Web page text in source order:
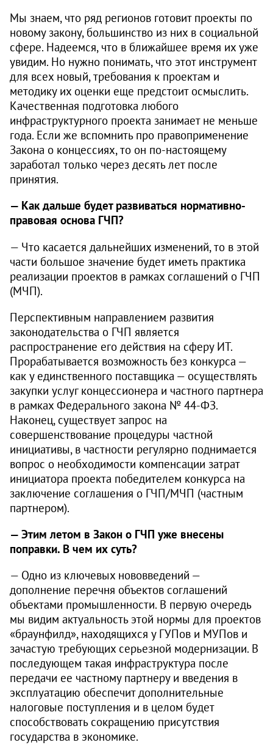
Мы знаем, что ряд регионов готовит проекты по
новому закону, большинство из них в социальной
сфере. Надеемся, что в ближайшее время их уже
увидим. Но нужно понимать, что этот инструмент
для всех новый, требования к проектам и
методику их оценки еще предстоит осмыслить.
Качественная подготовка любого
инфраструктурного проекта занимает не меньше
года. Если же вспомнить про правоприменение
Закона о концессиях, то он по-настоящему
заработал только через десять лет после
принятия.
— Как дальше будет развиваться нормативно-
правовая основа ГЧП?
— Что касается дальнейших изменений, то в этой
части большое значение будет иметь практика
реализации проектов в рамках соглашений о ГЧП
(МЧП).
Перспективным направлением развития
законодательства о ГЧП является
распространение его действия на сферу ИТ.
Прорабатывается возможность без конкурса —
как у единственного поставщика — осуществлять
закупки услуг концессионера и частного партнера
в рамках Федерального закона № 44‑ФЗ.
Наконец, существует запрос на
совершенствование процедуры частной
инициативы, в частности регулярно поднимается
вопрос о необходимости компенсации затрат
инициатора проекта победителем конкурса на
заключение соглашения о ГЧП/МЧП (частным
партнером).
— Этим летом в Закон о ГЧП уже внесены
поправки. В чем их суть?
— Одно из ключевых нововведений —
дополнение перечня объектов соглашений
объектами промышленности. В первую очередь
мы видим актуальность этой нормы для проектов
«браунфилд», находящихся у ГУПов и МУПов и
зачастую требующих серьезной модернизации. В
последующем такая инфраструктура после
передачи ее частному партнеру и введения в
эксплуатацию обеспечит дополнительные
налоговые поступления и в целом будет
способствовать сокращению присутствия
государства в экономике.